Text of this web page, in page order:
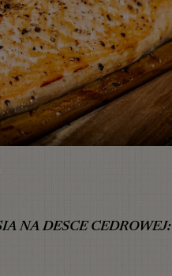
NA DESCE CEDROWEJ: